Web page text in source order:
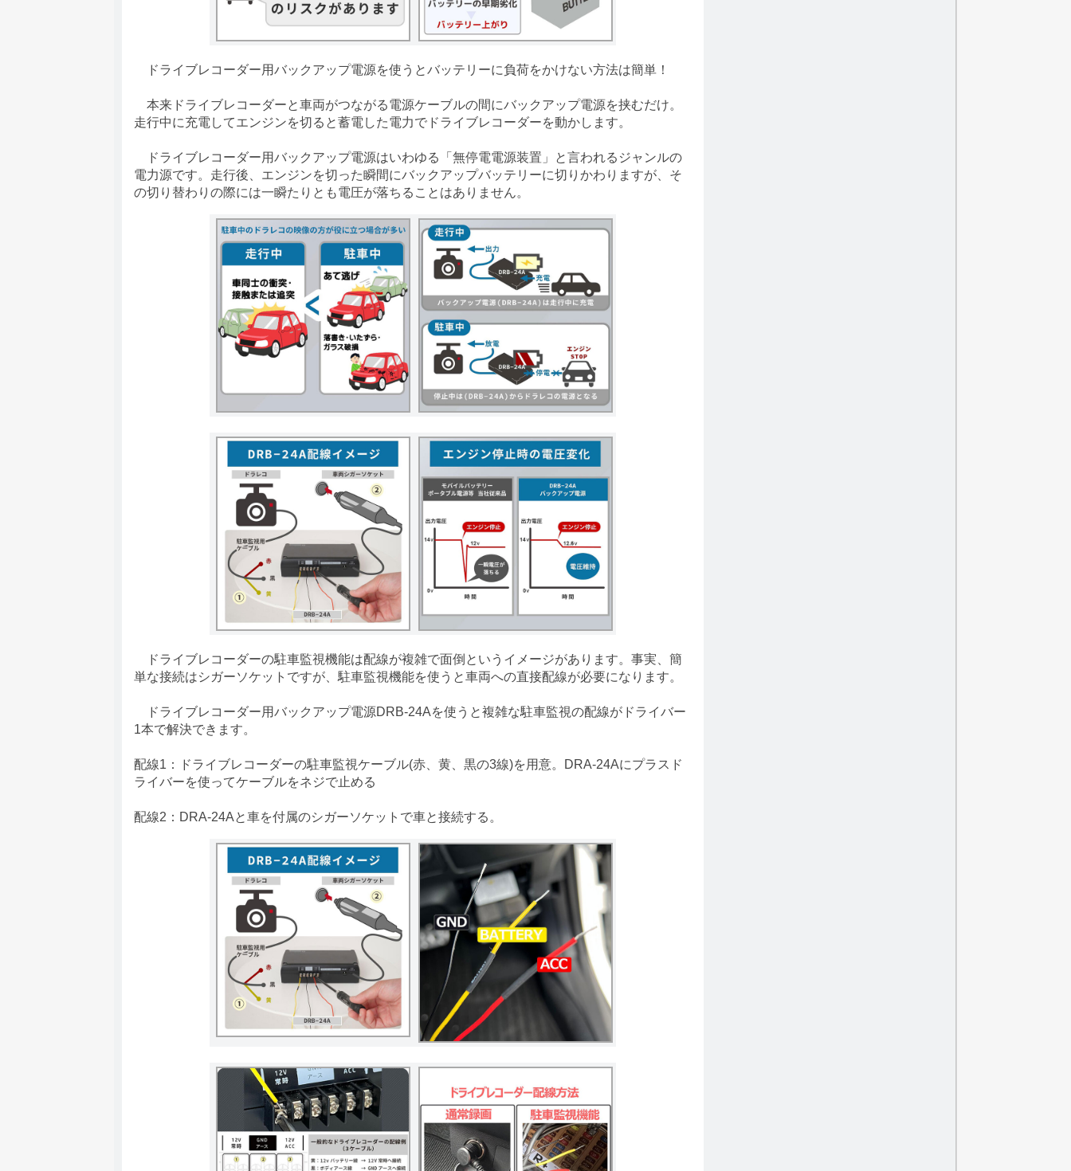
ドライブレコーダー用バックアップ電源を使うとバッテリーに負荷をかけない方法は簡単！
本来ドライブレコーダーと車両がつながる電源ケーブルの間にバックアップ電源を挟むだけ。
走行中に充電してエンジンを切ると蓄電した電力でドライブレコーダーを動かします。
ドライブレコーダー用バックアップ電源はいわゆる「無停電電源装置」と言われるジャンルの
電力源です。走行後、エンジンを切った瞬間にバックアップバッテリーに切りかわりますが、そ
の切り替わりの際には一瞬たりとも電圧が落ちることはありません。
ドライブレコーダーの駐車監視機能は配線が複雑で面倒というイメージがあります。事実、簡
単な接続はシガーソケットですが、駐車監視機能を使うと車両への直接配線が必要になります。
ドライブレコーダー用バックアップ電源DRB-24Aを使うと複雑な駐車監視の配線がドライバー
1本で解決できます。
配線1：ドライブレコーダーの駐車監視ケーブル(赤、黄、黒の3線)を用意。DRA-24Aにプラスド
ライバーを使ってケーブルをネジで止める
配線2：DRA-24Aと車を付属のシガーソケットで車と接続する。